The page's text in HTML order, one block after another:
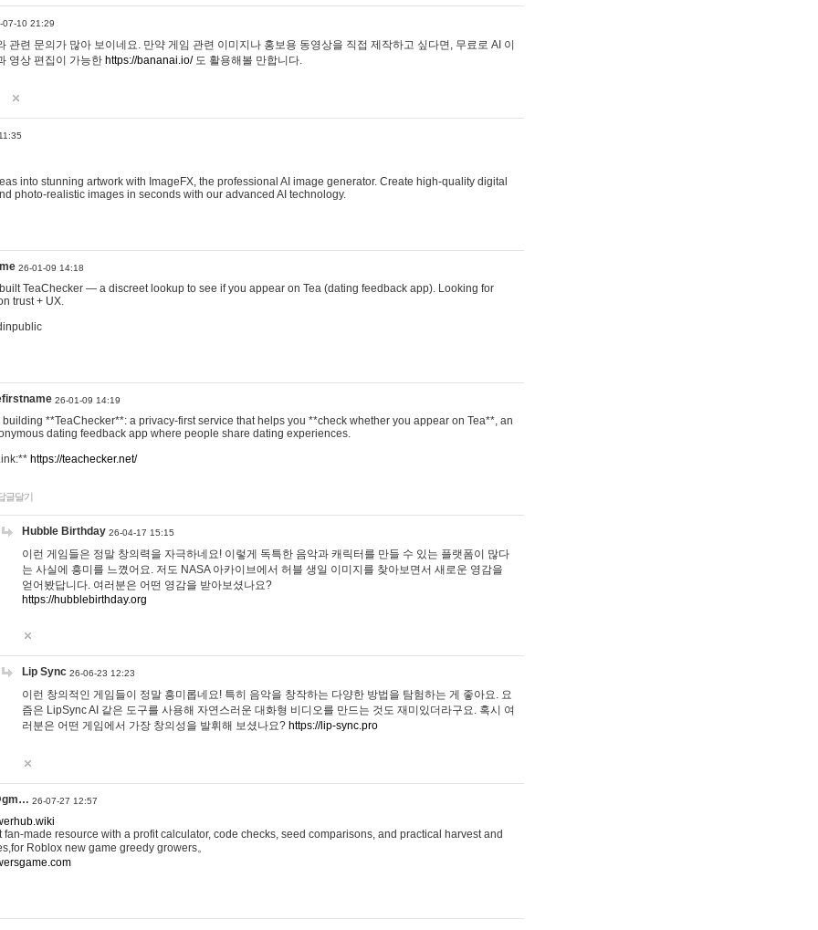
07-10 21:29
관련 문의가 많아 보이네요. 만약 게임 관련 이미지나 홍보용 동영상을 직접 제작하고 싶다면, 무료로 AI 이
영상 편집이 가능한 https://bananai.io/도 활용해볼 만합니다.
into stunning artwork with ImageFX, the professional AI image generator. Create high-quality digital
photo-realistic images in seconds with our advanced AI technology.
26-01-09 14:18
TeaChecker — a discreet lookup to see if you appear on Tea (dating feedback app). Looking for
trust + UX.
26-01-09 14:19
building **TeaChecker**: a privacy-first service that helps you **check whether you appear on Tea**, an
dating feedback app where people share dating experiences.
https://teachecker.net/
글달기
Hubble Birthday 26-04-17 15:15
이런 게임들은 정말 창의력을 자극하네요! 이렇게 독특한 음악과 캐릭터를 만들 수 있는 플랫폼이 많다
는 사실에 흥미를 느꼈어요. 저도 NASA 아카이브에서 허블 생일 이미지를 찾아보면서 새로운 영감을
얻어봤답니다. 여러분은 어떤 영감을 받아보셨나요?
https://hubblebirthday.org
Lip Sync 26-06-23 12:23
이런 창의적인 게임들이 정말 흥미롭네요! 특히 음악을 창작하는 다양한 방법을 탐험하는 게 좋아요. 요
즘은 LipSync AI 같은 도구를 사용해 자연스러운 대화형 비디오를 만드는 것도 재미있더라구요. 혹시 여
러분은 어떤 게임에서 가장 창의성을 발휘해 보셨나요? https://lip-sync.pro
26-07-27 12:57
made resource with a profit calculator, code checks, seed comparisons, and practical harvest and
Roblox new game greedy growers。